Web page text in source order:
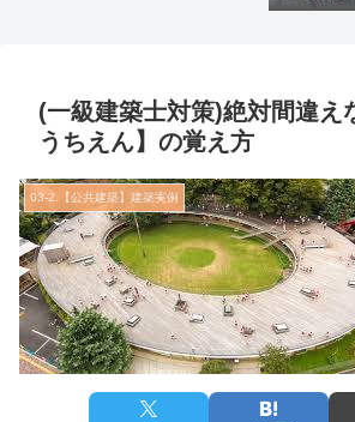
(一級建築士対策)絶対間違え
うちえん】の覚え方
03-2.【公共建築】建築実例